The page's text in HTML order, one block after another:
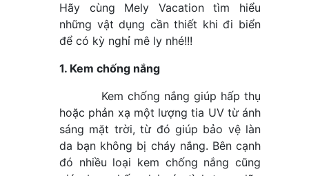
Hãy cùng Mely Vacation tìm hiểu
những vật dụng cần thiết khi đi biển
để có kỳ nghỉ mê ly nhé!!!
1. Kem chống nắng
Kem chống nắng giúp hấp thụ
hoặc phản xạ một lượng tia UV từ ánh
sáng mặt trời, từ đó giúp bảo vệ làn
da bạn không bị cháy nắng. Bên cạnh
đó nhiều loại kem chống nắng cũng